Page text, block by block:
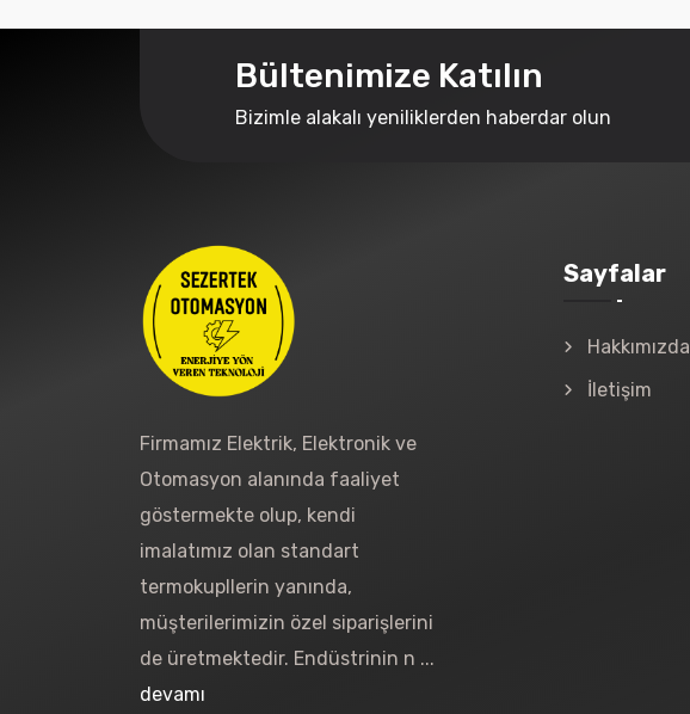
Bültenimize Katılın
Bizimle alakalı yeniliklerden haberdar olun
Firmamız Elektrik, Elektronik ve
Otomasyon alanında faaliyet
göstermekte olup, kendi
imalatımız olan standart
termokupllerin yanında,
müşterilerimizin özel siparişlerini
de üretmektedir. Endüstrinin n ...
devamı
Sayfalar
Hakkımızda
İletişim